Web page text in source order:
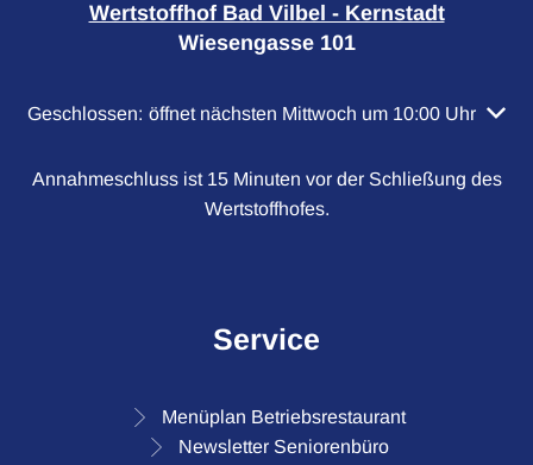
Wertstoffhof Bad Vilbel - Kernstadt
Wiesengasse 101
Klicken, um weitere Öffnungs- oder Schließzeiten
Geschlossen: öffnet nächsten Mittwoch um 10:00 Uhr
Annahmeschluss ist 15 Minuten vor der Schließung des
Wertstoffhofes.
Service
Menüplan Betriebsrestaurant
Newsletter Seniorenbüro